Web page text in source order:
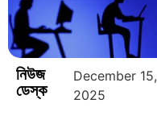
নিউজ
ডেস্ক
December 15,
2025